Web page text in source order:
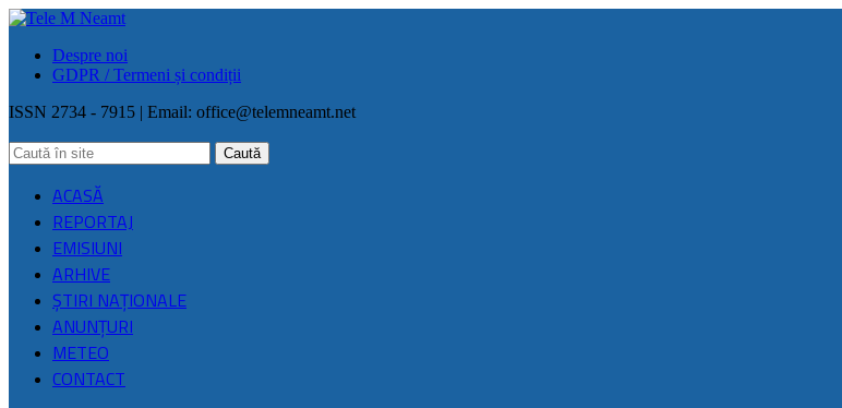
Despre noi
GDPR / Termeni și condiții
ISSN 2734 - 7915 | Email: office@telemneamt.net
ACASĂ
REPORTAJ
EMISIUNI
ARHIVE
ŞTIRI NAŢIONALE
ANUNȚURI
METEO
CONTACT